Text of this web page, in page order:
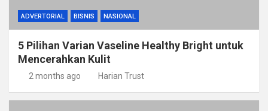
ADVERTORIAL BISNIS NASIONAL
5 Pilihan Varian Vaseline Healthy Bright untuk
Mencerahkan Kulit
2 months ago Harian Trust